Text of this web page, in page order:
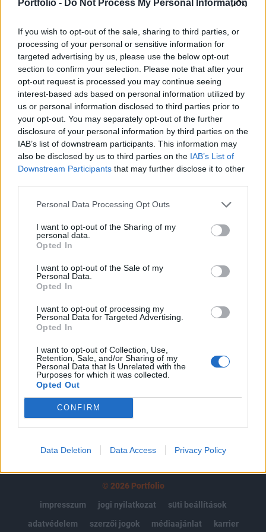
Portfolio - Do Not Process My Personal Information
If you wish to opt-out of the sale, sharing to third parties, or
processing of your personal or sensitive information for
targeted advertising by us, please use the below opt-out
section to confirm your selection. Please note that after your
opt-out request is processed you may continue seeing
interest-based ads based on personal information utilized by
us or personal information disclosed to third parties prior to
your opt-out. You may separately opt-out of the further
disclosure of your personal information by third parties on the
IAB’s list of downstream participants. This information may
also be disclosed by us to third parties on the IAB’s List of
Downstream Participants that may further disclose it to other
Personal Data Processing Opt Outs
I want to opt-out of the Sharing of my
personal data.
Opted In
I want to opt-out of the Sale of my
Personal Data.
Opted In
I want to opt-out of processing my
Personal Data for Targeted Advertising.
Opted In
I want to opt-out of Collection, Use,
Retention, Sale, and/or Sharing of my
Personal Data that Is Unrelated with the
Purposes for which it was collected.
Opted Out
CONFIRM
Data Deletion Data Access Privacy Policy
fertőzést, így a hétfői 39-ről 50-re ugrott az
- közölték kedd reggel a hivatalos kormányzati
oldalon.
A közlemény emlékeztet rá: ahogy a tegnapi
sajtótájékoztatón is jelezte a tisztifőorvos, a járvány
második szakaszához érkeztünk, amikor az egyedi
fertőzések után már megkezdődött a vírus közösségi
terjedése, amely azt jelenti, hogy már nem lehet minden
fertőzöttről pontosan megmondani, hogy kitől kapta a
fertőzést. A jelenlegi állapot szerint az 50 itthoni fertőzött...
KEDVES OLVASÓNK!
A keresett cikk a portfolio.hu hírarchívumához
tartozik, melynek olvasása előfizetéses
regisztrációhoz kötött.
Az előfizetés a következőket tartalmazza:
Portfolio.hu teljes cikkarchívum
Kötéslisták: BÉT elmúlt 2 év napon belüli
kötéslistái
Előfizetés
MÁR ELŐFIZETŐNK VAGY?
© 2026 Portfolio
impresszum
jogi nyilatkozat
süti beállítások
adatvédelem
szerzői jogok médiaajánlat karrier